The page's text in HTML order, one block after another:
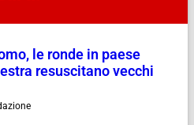
le ronde in paese
resuscitano vecchi